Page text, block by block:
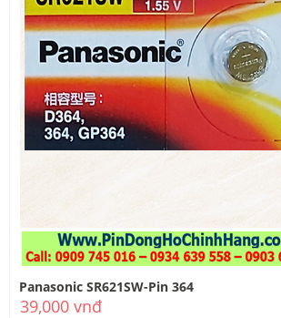
Panasonic SR621SW-Pin 364
39,000 vnđ